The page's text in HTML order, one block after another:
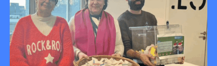
Mon espace donateur